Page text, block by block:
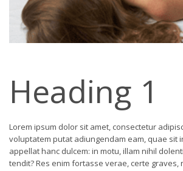
Heading 1
Lorem ipsum dolor sit amet, consectetur
voluptatem putat adiungendam eam, quae sit
appellat hanc dulcem: in motu, illam nihil
tendit? Res enim fortasse verae, certe graves,